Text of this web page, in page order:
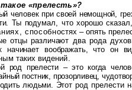
«прелесть»?
человек при своей немощной,
Ты подумал, что хорошо
способностях – опять
отцы различают два рода
начинает воображать, что он
таких видений.
род прелести – это когда
постник, прозорливец, чудо
людьми. Этот род прелести